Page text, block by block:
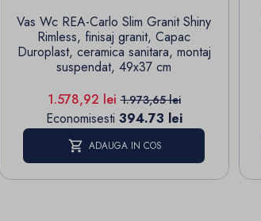
Vas Wc REA-Carlo Slim Granit Shiny
Rimless, finisaj granit, Capac
Duroplast, ceramica sanitara, montaj
suspendat, 49x37 cm
Pret
1.578,92 leiPret de baza
1.973,65 lei
Economisesti 394.73 lei
ADAUGA IN COS